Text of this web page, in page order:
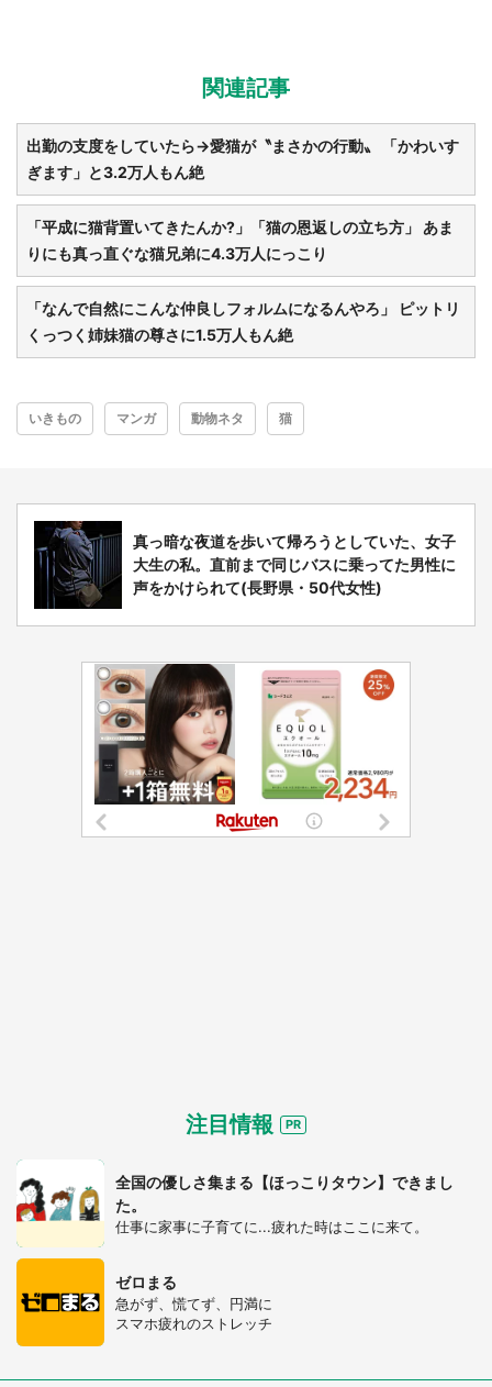
関連記事
出勤の支度をしていたら→愛猫が〝まさかの行動〟 「かわいす
ぎます」と3.2万人もん絶
「平成に猫背置いてきたんか?」「猫の恩返しの立ち方」 あま
りにも真っ直ぐな猫兄弟に4.3万人にっこり
「なんで自然にこんな仲良しフォルムになるんやろ」 ピットリ
くっつく姉妹猫の尊さに1.5万人もん絶
いきもの マンガ 動物ネタ 猫
真っ暗な夜道を歩いて帰ろうとしていた、女子
大生の私。直前まで同じバスに乗ってた男性に
声をかけられて(長野県・50代女性)
注目情報
全国の優しさ集まる【ほっこりタウン】できまし
た。
仕事に家事に子育てに...疲れた時はここに来て。
ゼロまる
急がず、慌てず、円満に
スマホ疲れのストレッチ